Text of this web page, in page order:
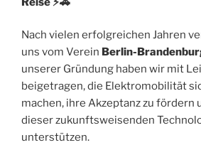
Nach vielen erfolgreichen Jahren
uns vom Verein Berlin-
unserer Gründung haben wir mit
beigetragen, die Elektromobilität
machen, ihre Akzeptanz zu fördern
dieser zukunftsweisenden
unterstützen.